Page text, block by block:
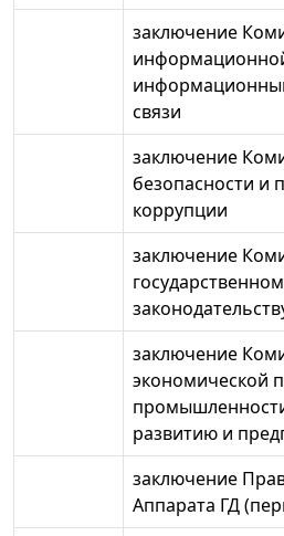
заключение
связи
заключение
безопасности и
коррупции
заключение
заключение
экономической
развитию и
заключение
Аппарата ГД